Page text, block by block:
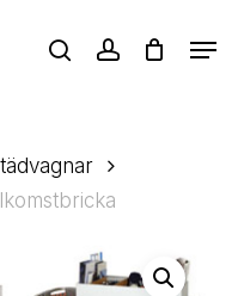
searchaccount